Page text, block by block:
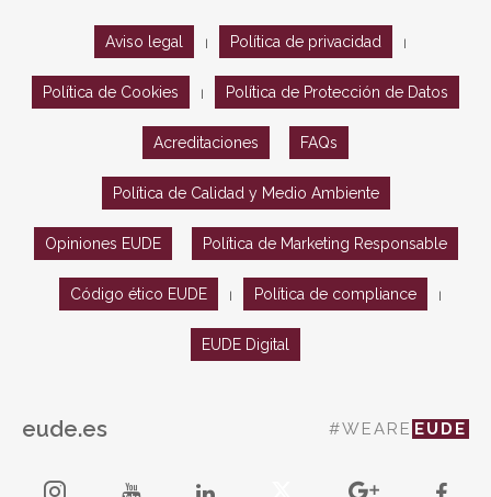
Aviso legal Política de privacidad
Política de Cookies Política de Protección de Datos
Acreditaciones FAQs
Política de Calidad y Medio Ambiente
Opiniones EUDE Política de Marketing Responsable
Código ético EUDE Política de compliance
EUDE Digital
eude.es #WEARE EUDE